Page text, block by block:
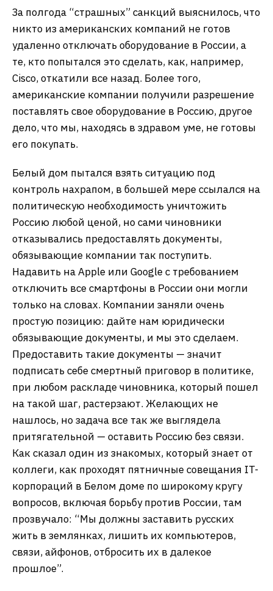
За полгода “страшных” санкций выяснилось, что
никто из американских компаний не готов
удаленно отключать оборудование в России, а
те, кто попытался это сделать, как, например,
Cisco, откатили все назад. Более того,
американские компании получили разрешение
поставлять свое оборудование в Россию, другое
дело, что мы, находясь в здравом уме, не готовы
его покупать.
Белый дом пытался взять ситуацию под
контроль нахрапом, в большей мере ссылался на
политическую необходимость уничтожить
Россию любой ценой, но сами чиновники
отказывались предоставлять документы,
обязывающие компании так поступить.
Надавить на Apple или Google с требованием
отключить все смартфоны в России они могли
только на словах. Компании заняли очень
простую позицию: дайте нам юридически
обязывающие документы, и мы это сделаем.
Предоставить такие документы — значит
подписать себе смертный приговор в политике,
при любом раскладе чиновника, который пошел
на такой шаг, растерзают. Желающих не
нашлось, но задача все так же выглядела
притягательной — оставить Россию без связи.
Как сказал один из знакомых, который знает от
коллеги, как проходят пятничные совещания IT-
корпораций в Белом доме по широкому кругу
вопросов, включая борьбу против России, там
прозвучало: “Мы должны заставить русских
жить в землянках, лишить их компьютеров,
связи, айфонов, отбросить их в далекое
прошлое”.